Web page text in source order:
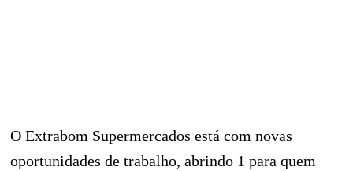
O Extrabom Supermercados está com novas
oportunidades de trabalho, abrindo 1 para quem